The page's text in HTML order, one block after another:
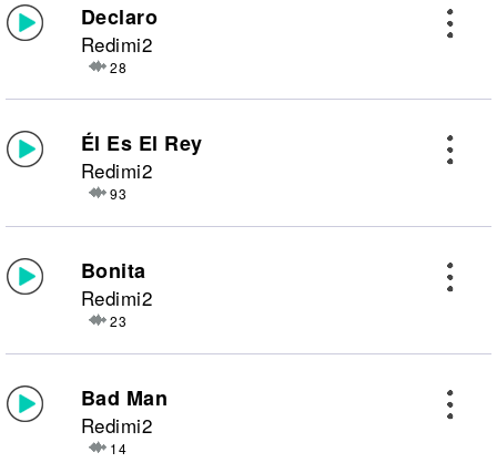
Declaro
Redimi2
28
Él Es El Rey
Redimi2
93
Bonita
Redimi2
23
Bad Man
Redimi2
14